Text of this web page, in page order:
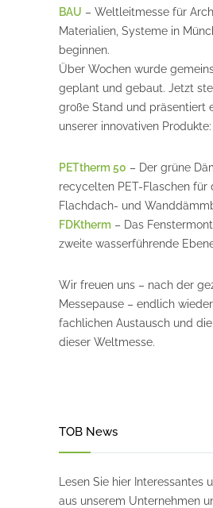
BAU – Weltleitmesse für
Materialien, Systeme in
beginnen.
Über Wochen wurde
geplant und gebaut. Jetzt
große Stand und präsentiert
unserer innovativen Produkte:
PETtherm 50 – Der grüne
recycelten PET-Flaschen für
Flachdach- und
FDKtherm – Das
zweite wasserführende
Wir freuen uns – nach der
Messepause – endlich
fachlichen Austausch und
dieser Weltmesse.
TOB News
Lesen Sie hier Interessantes
aus unserem Unternehmen